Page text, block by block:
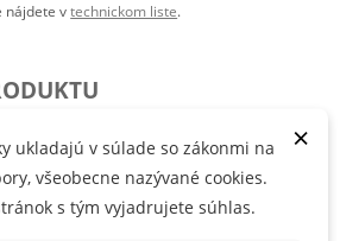
nájdete vtechnickom liste.
725010021 ×
ukladajú v súlade so zákonmi na
všeobecne nazývané cookies.
s tým vyjadrujete súhlas.